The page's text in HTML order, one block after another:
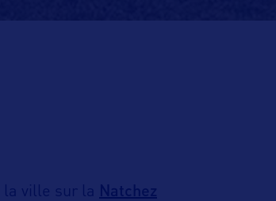
ville sur la Natchez